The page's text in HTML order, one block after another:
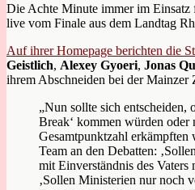
Die Achte Minute immer im
live vom Finale aus dem Landtag
Auf ihrer Homepage berichten die
Geistlich, Alexey Gyoeri, Jonas
ihrem Abschneiden bei der
„Nun sollte sich entscheiden,
Break‘ kommen würden oder
Gesamtpunktzahl erkämpften
Team an den Debatten:
mit Einverständnis des Vaters
‚Sollen Ministerien nur noch